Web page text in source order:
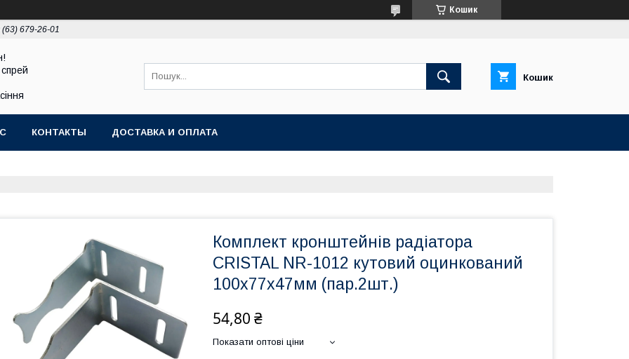
Кошик
(63) 679-26-01
Кошик
КОНТАКТЫ ДОСТАВКА И ОПЛАТА
Комплект кронштейнів радіатора
CRISTAL NR-1012 кутовий оцинкований
100x77x47мм (пар.2шт.)
54,80 ₴
Показати оптові ціни